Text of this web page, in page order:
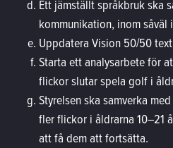
Ett jämställt språkbruk ska
kommunikation, inom såväl
Uppdatera Vision 50/50
Starta ett analysarbete för
flickor slutar spela golf i
Styrelsen ska samverka
fler flickor i åldrarna 10–21
att få dem att fortsätta.